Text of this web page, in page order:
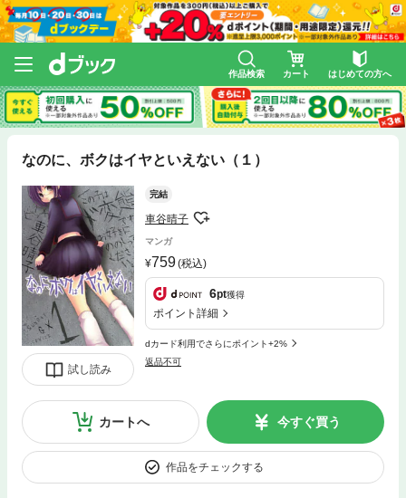
作品検索 カート はじめての方へ
なのに、ボクはイヤといえない（１）
試し読み
完結
車谷晴子
マンガ
759(税込)
6pt獲得
ポイント詳細
dカード利用でさらにポイント+2%
返品不可
カートへ 今すぐ買う
作品をチェックする